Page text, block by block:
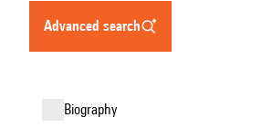
advanced search
biography